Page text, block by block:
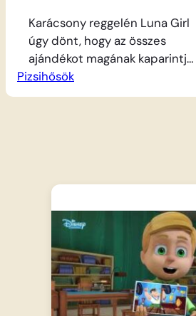
Karácsony reggelén Luna Girl
úgy dönt, hogy az összes
ajándékot magának kaparintja
meg, ezért különleges
eszközével elkezdi
meglepetéseket és
második kalandban az Éjszakai
Nindzsa hatalmas jégpályává
változtatja a várost, ami
komoly kihívás elé állítja
Gekkót, aki bizonytalanul
mozog…
Pizsihősök